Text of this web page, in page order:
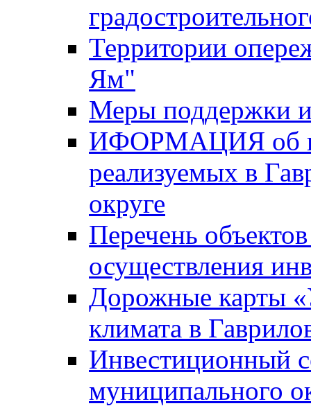
Территории
Ям"
Меры поддержки
ИФОРМАЦИЯ об
реализуемых в
округе
Перечень
осуществления
Дорожные карты
климата в
Инвестиционный
муниципального